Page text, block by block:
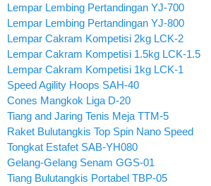
Lempar Lembing Pertandingan YJ-700
Lempar Lembing Pertandingan YJ-800
Lempar Cakram Kompetisi 2kg LCK-2
Lempar Cakram Kompetisi 1.5kg LCK-1.5
Lempar Cakram Kompetisi 1kg LCK-1
Speed Agility Hoops SAH-40
Cones Mangkok Liga D-20
Tiang and Jaring Tenis Meja TTM-5
Raket Bulutangkis Top Spin Nano Speed
Tongkat Estafet SAB-YH080
Gelang-Gelang Senam GGS-01
Tiang Bulutangkis Portabel TBP-05